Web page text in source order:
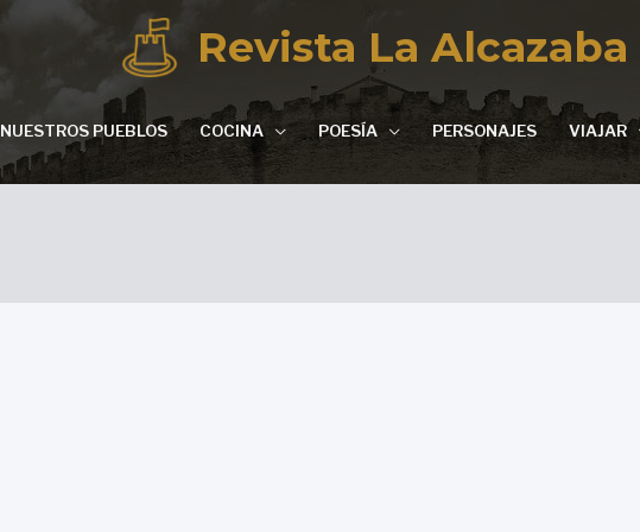
Revista La Alcazaba
NUESTROS PUEBLOS COCINA POESÍA PERSONAJES VIAJAR